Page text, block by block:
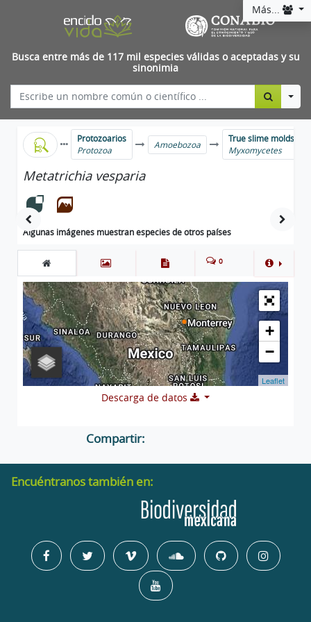
Más...
Busca entre más de 117 mil especies válidas o aceptadas y su
sinonimia
Protozoarios
Protozoa
Amoebozoa
True slime molds
Myxomycetes
Metatrichia vesparia
Algunas imágenes muestran especies de otros países
0
+
−
Leaflet
Descarga de datos
Compartir:
Encuéntranos también en: